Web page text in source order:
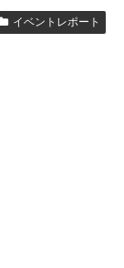
イベントレポート